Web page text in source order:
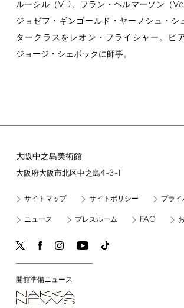
ルーシル（Vl.)、フラン・ヘルマーソン（
ジョゼフ・ギンゴールド・ヤーノシュ・シ
タークラスをレオン・フライシャー。ピ
ジョージ・シェボックに師事。
大阪中之島美術館
大阪府大阪市北区中之島4-3-1
サイトマップ サイトポリシー プラ
ニュース プレスルーム FAQ
開館準備ニュース